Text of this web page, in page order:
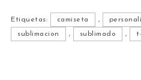
Etiquetas: camiseta ,
sublimacion
, sublimado ,